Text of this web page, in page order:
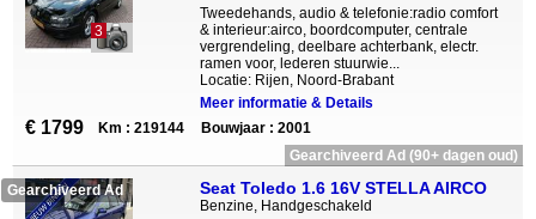
3
Tweedehands, audio & telefonie:radio comfort
& interieur:airco, boordcomputer, centrale
vergrendeling, deelbare achterbank, electr.
ramen voor, lederen stuurwie...
Locatie: Rijen, Noord-Brabant
Meer informatie & Details
€ 1799 Km : 219144
Bouwjaar : 2001
Gearchiveerd Ad (90+ dagen oud)
Gearchiveerd Ad Seat Toledo 1.6 16V STELLA AIRCO
Benzine, Handgeschakeld